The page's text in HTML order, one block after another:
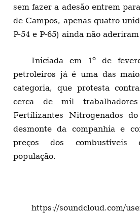
sem fazer a adesão entrem
de Campos, apenas quatro
P-54 e P-65) ainda não
Iniciada em 1º de
petroleiros já é uma das
categoria, que protesta
cerca de mil
Fertilizantes Nitrogenados
desmonte da companhia e
preços dos
população.
https://soundcloud.com/